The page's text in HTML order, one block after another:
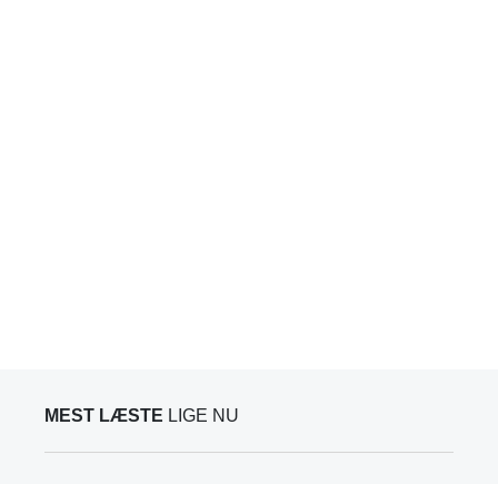
MEST LÆSTE LIGE NU